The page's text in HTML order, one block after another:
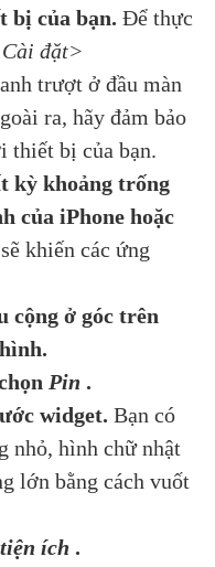
bị của bạn. Để thực
Cài đặt>
trượt ở đầu màn
ra, hãy đảm bảo
thiết bị của bạn.
kỳ khoảng trống
của iPhone hoặc
khiến các ứng
cộng ở góc trên
Pin .
widget. Bạn có
nhỏ, hình chữ nhật
lớn bằng cách vuốt
ích .